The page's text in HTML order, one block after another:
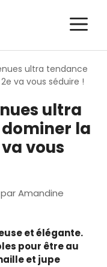
ultra tendance
va vous séduire !
ultra
la
vous
parAmandine
et élégante.
pour être au
et jupe